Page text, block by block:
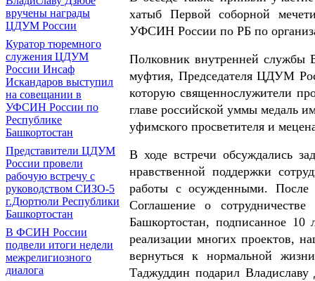
вручены награды
ЦДУМ России
Куратор тюремного
служения ЦДУМ
России Инсаф
Искандаров выступил
на совещании в
УФСИН России по
Республике
Башкортостан
Представители ЦДУМ
России провели
рабочую встречу с
руководством СИЗО-5
г.Дюртюли Республики
Башкортостан
В ФСИН России
подвели итоги недели
межрелигиозного
диалога
хатыб Первой соборной
УФСИН России по РБ по
Полковник внутренней службы
муфтия, Председателя ЦДУМ
которую священнослужители
главе российской уммы медаль
уфимского просветителя и
В ходе встречи обсуждались
нравственной поддержки
работы с осужденными. После
Соглашение о
Башкортостан, подписанное 10
реализации многих проектов,
вернуться к нормальной
Таджуддин подарил